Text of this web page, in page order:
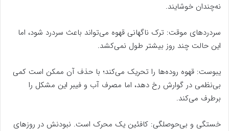
نه‌چندان خوشایند.
سردردهای موقت: ترک ناگهانی قهوه می‌تواند باعث سردرد شود، اما
این حالت چند روز بیشتر طول نمی‌کشد.
یبوست: قهوه روده‌ها را تحریک می‌کند؛ با حذف آن ممکن است کمی
بی‌نظمی در گوارش رخ دهد، اما مصرف آب و فیبر این مشکل را
برطرف می‌کند.
خستگی و بی‌حوصلگی: کافئین یک محرک است. نبودنش در روزهای